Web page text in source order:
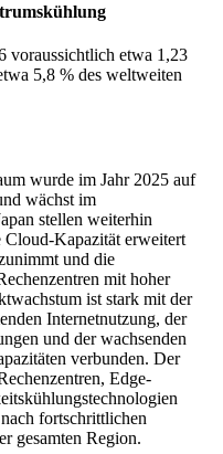
voraussichtlich etwa 1,23
5,8 % des weltweiten
wurde im Jahr 2025 auf
wächst im
stellen weiterhin
Cloud-Kapazität erweitert
und die
mit hoher
ist stark mit der
Internetnutzung, der
und der wachsenden
verbunden. Der
Edge-
fortschrittlichen
gesamten Region.